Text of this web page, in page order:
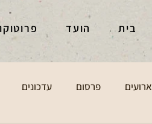
בית הועד
ארועים פרסום עדכונים